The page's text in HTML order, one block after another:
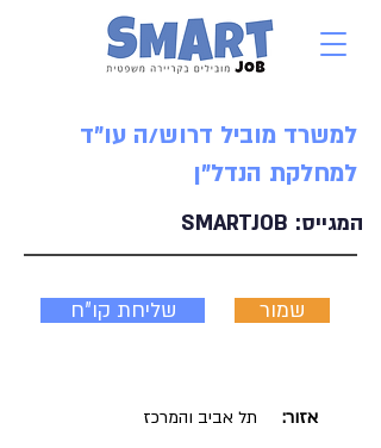
למשרד מוביל דרוש/ה עו"ד
למחלקת הנדל"ן
SMARTJOB המגייס:
שליחת קו"ח שמור
תל אביב והמרכז אזור: